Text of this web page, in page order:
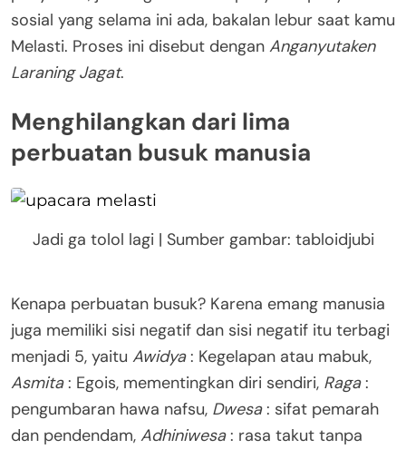
sosial yang selama ini ada, bakalan lebur saat kamu
Melasti. Proses ini disebut dengan Anganyutaken
Laraning Jagat.
Menghilangkan dari lima
perbuatan busuk manusia
Jadi ga tolol lagi | Sumber gambar: tabloidjubi
Kenapa perbuatan busuk? Karena emang manusia
juga memiliki sisi negatif dan sisi negatif itu terbagi
menjadi 5, yaitu Awidya: Kegelapan atau mabuk,
Asmita: Egois, mementingkan diri sendiri, Raga:
pengumbaran hawa nafsu, Dwesa: sifat pemarah
dan pendendam, Adhiniwesa: rasa takut tanpa